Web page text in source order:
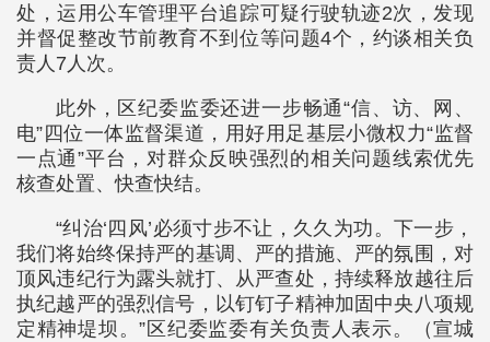
处，运用公车管理平台追踪可疑行驶轨迹2次，发现
并督促整改节前教育不到位等问题4个，约谈相关负
责人7人次。
此外，区纪委监委还进一步畅通“信、访、网、
电”四位一体监督渠道，用好用足基层小微权力“监督
一点通”平台，对群众反映强烈的相关问题线索优先
核查处置、快查快结。
“纠治‘四风’必须寸步不让，久久为功。下一步，
我们将始终保持严的基调、严的措施、严的氛围，对
顶风违纪行为露头就打、从严查处，持续释放越往后
执纪越严的强烈信号，以钉钉子精神加固中央八项规
定精神堤坝。”区纪委监委有关负责人表示。（宣城